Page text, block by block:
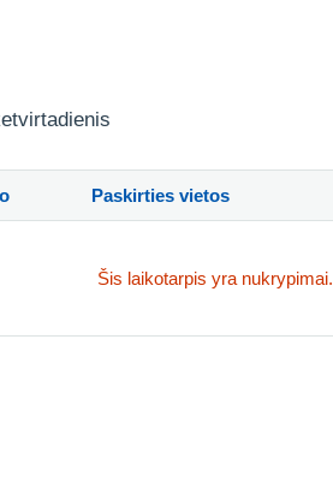
Paskirties vietos
Šis laikotarpis yra nukrypimai.